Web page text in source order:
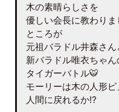
木の素晴らしさを
優しい会長に教わりま
ところが
元祖バラドル井森さん
新バラドル唯衣ちゃん
タイガーバトル🐯
モーリーは木の人形
人間に戻れるか⁉️